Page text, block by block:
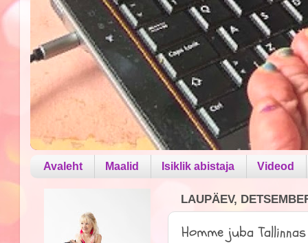
Avaleht Maalid Isiklik abistaja Videod
LAUPÄEV,
Homme juba